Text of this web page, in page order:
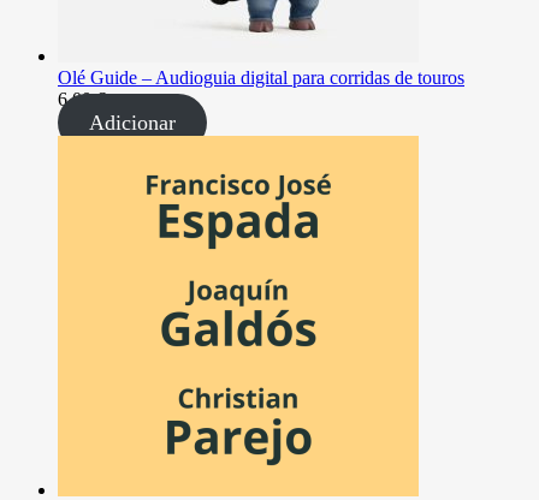
Olé Guide – Audioguia digital para corridas de touros
6,00€
Adicionar